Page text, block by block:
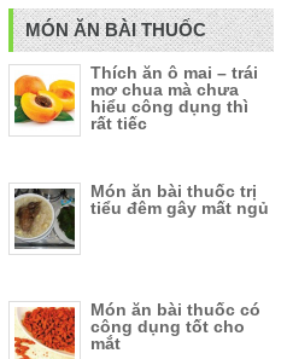
MÓN ĂN BÀI THUỐC
Thích ăn ô mai – trái
mơ chua mà chưa
hiểu công dụng thì
rất tiếc
Món ăn bài thuốc trị
tiểu đêm gây mất ngủ
Món ăn bài thuốc có
công dụng tốt cho
mắt